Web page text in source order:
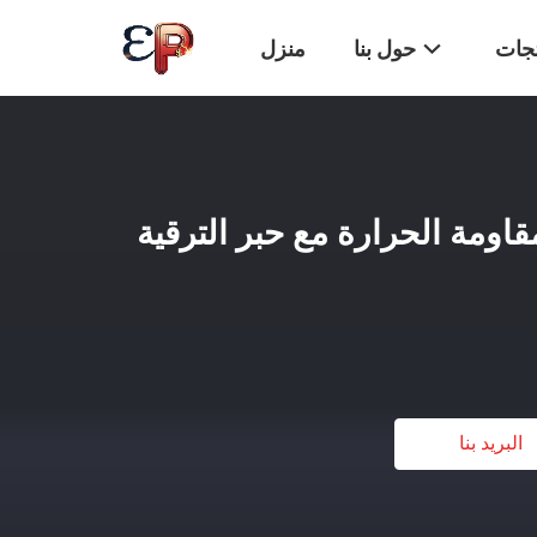
منزل حول بنا
الحرارة مع حبر الترقية
البريد بنا